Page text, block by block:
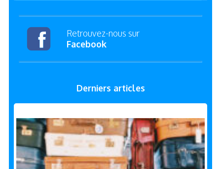
Retrouvez-nous sur
Facebook
Derniers articles